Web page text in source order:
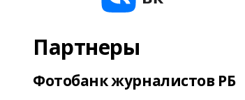
Партнеры
Фотобанк журналистов РБ